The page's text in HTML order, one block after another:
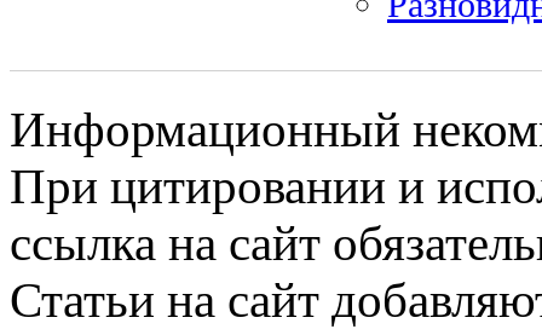
Информационный
При цитировании и
ссылка на сайт
Статьи на сайт